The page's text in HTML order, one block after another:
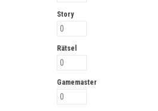
Story
Rätsel
Gamemaster